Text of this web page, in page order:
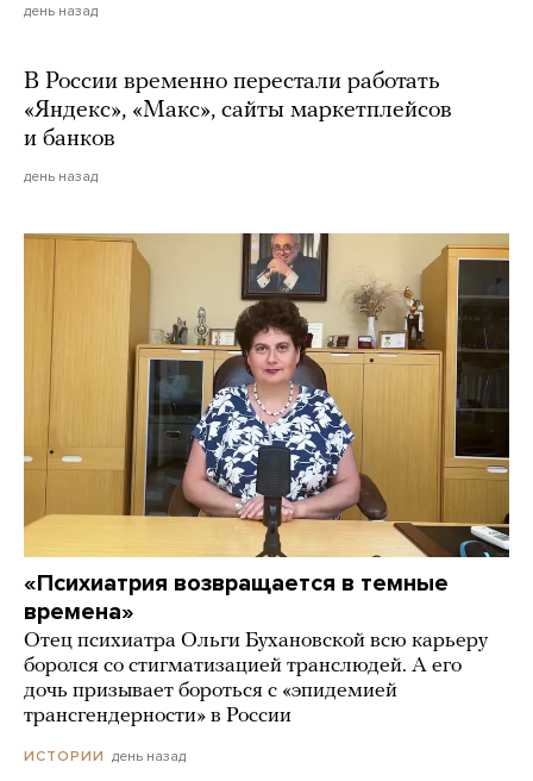
день назад
В России временно перестали работать
«Яндекс», «Макс», сайты маркетплейсов
и банков
день назад
«Психиатрия возвращается в темные
времена»
Отец психиатра Ольги Бухановской всю карьеру
боролся со стигматизацией транслюдей. А его
дочь призывает бороться с «эпидемией
трансгендерности» в России
ИСТОРИИ день назад